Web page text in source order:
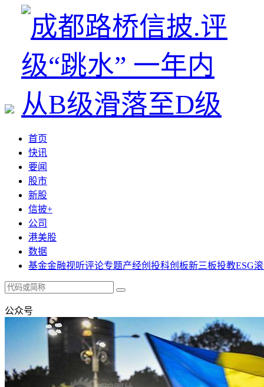
首页
快讯
要闻
股市
新股
信披+
公司
港美股
数据
基金金融视听评论专题产经创投科创板新三板投教ESG
公众号